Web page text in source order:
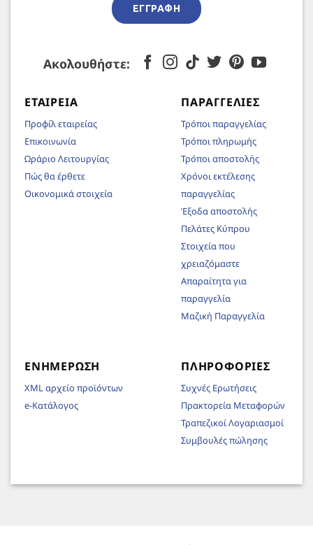
ΕΓΓΡΑΦΉ
Ακολουθήστε:
ΕΤΑΙΡΕΊΑ
Προφίλ εταιρείας
Επικοινωνία
Ωράριο Λειτουργίας
Πώς θα έρθετε
Οικονομικά στοιχεία
ΠΑΡΑΓΓΕΛΊΕΣ
Τρόποι παραγγελίας
Τρόποι πληρωμής
Τρόποι αποστολής
Χρόνοι εκτέλεσης
παραγγελίας
Έξοδα αποστολής
Πελάτες Κύπρου
Στοιχεία που
χρειαζόμαστε
Απαραίτητα για
παραγγελία
Μαζική Παραγγελία
ΕΝΗΜΈΡΩΣΗ
XML αρχείο προϊόντων
e-Κατάλογος
ΠΛΗΡΟΦΟΡΊΕΣ
Συχνές Ερωτήσεις
Πρακτορεία Μεταφορών
Τραπεζικοί Λογαριασμοί
Συμβουλές πώλησης